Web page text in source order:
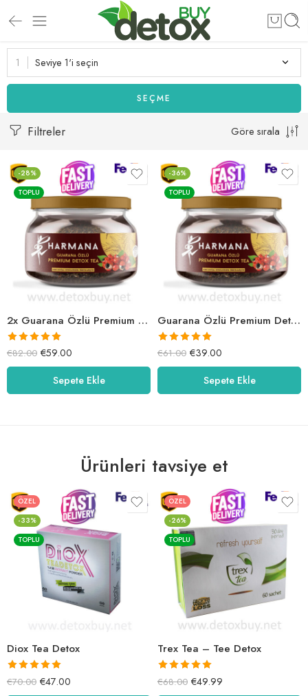
Seviye 1'i seçin
SEÇME
Filtreler Göre sırala
-28%
TOPLU
2x Guarana Özlü Premium Detox Tea
5 üzerinden
5.00oy aldı
€82.00 €59.00
Sepete Ekle
-36%
TOPLU
Guarana Özlü Premium Detox Tea
5 üzerinden
5.00oy aldı
€61.00 €39.00
Sepete Ekle
Ürünleri tavsiye et
ÖZEL
-33%
TOPLU
Diox Tea Detox
5 üzerinden
5.00oy aldı
€70.00 €47.00
ÖZEL
-26%
TOPLU
Trex Tea – Tee Detox
5 üzerinden
5.00oy aldı
€68.00 €49.99